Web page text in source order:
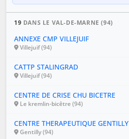
19 DANS LE VAL-DE-MARNE (94)
ANNEXE CMP VILLEJUIF
Villejuif (94)
CATTP STALINGRAD
Villejuif (94)
CENTRE DE CRISE CHU BICETRE
Le kremlin-bicêtre (94)
CENTRE THERAPEUTIQUE GENTILLY
Gentilly (94)